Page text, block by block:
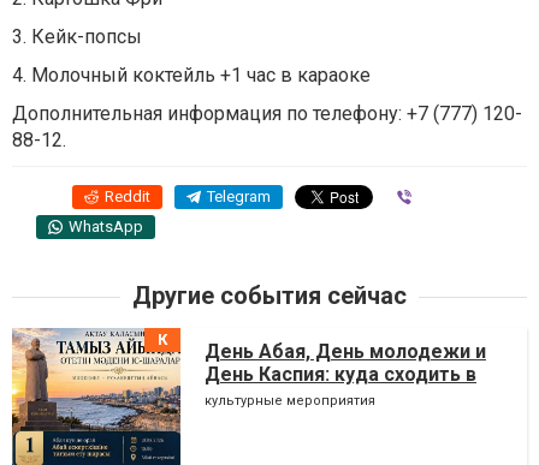
3. Кейк-попсы
4. Молочный коктейль +1 час в караоке
Дополнительная информация по телефону: +7 (777) 120-
88-12.
Reddit Telegram
WhatsApp
Другие события сейчас
День Абая, День молодежи и
День Каспия: куда сходить в
Актау в августе
культурные мероприятия